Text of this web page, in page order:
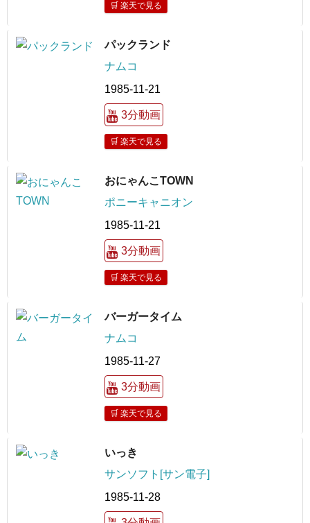
🛒 楽天で見る
パックランド
ナムコ
1985-11-21
3分動画
🛒 楽天で見る
おにゃんこTOWN
ポニーキャニオン
1985-11-21
3分動画
🛒 楽天で見る
バーガータイム
ナムコ
1985-11-27
3分動画
🛒 楽天で見る
いっき
サンソフト[サン電子]
1985-11-28